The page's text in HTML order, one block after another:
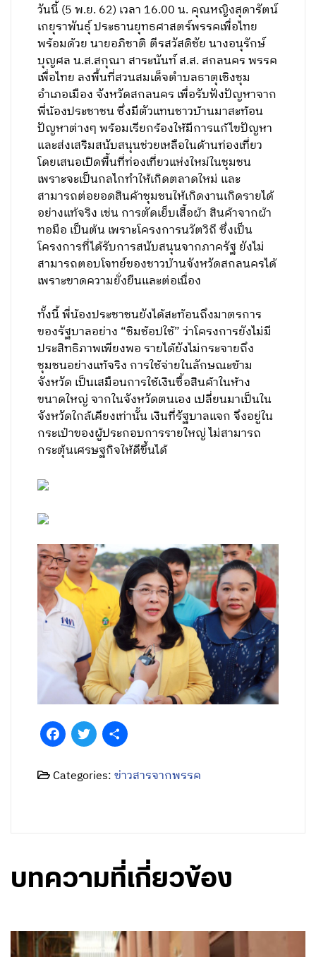
วันนี้ (5 พ.ย. 62) เวลา 16.00 น. คุณหญิงสุดารัตน์
เกยุราพันธุ์ ประธานยุทธศาสตร์พรรคเพื่อไทย
พร้อมด้วย นายอภิชาติ ตีรสวัสดิชัย นางอนุรักษ์
บุญศล น.ส.สกุณา สาระนันท์ ส.ส. สกลนคร พรรค
เพื่อไทย ลงพื้นที่สวนสมเด็จตำบลธาตุเชิงชุม
อำเภอเมือง จังหวัดสกลนคร เพื่อรับฟังปัญหาจาก
พี่น้องประชาชน ซึ่งมีตัวแทนชาวบ้านมาสะท้อน
ปัญหาต่างๆ พร้อมเรียกร้องให้มีการแก้ไขปัญหา
และส่งเสริมสนับสนุนช่วยเหลือในด้านท่องเที่ยว
โดยเสนอเปิดพื้นที่ท่องเที่ยวแห่งใหม่ในชุมชน
เพราะจะเป็นกลไกทำให้เกิดตลาดใหม่ และ
สามารถต่อยอดสินค้าชุมชนให้เกิดงานเกิดรายได้
อย่างแท้จริง เช่น การตัดเย็บเสื้อผ้า สินค้าจากผ้า
ทอมือ เป็นต้น เพราะโครงการนวัตวิถี ซึ่งเป็น
โครงการที่ได้รับการสนับสนุนจากภาครัฐ ยังไม่
สามารถตอบโจทย์ของชาวบ้านจังหวัดสกลนครได้
เพราะขาดความยั่งยืนและต่อเนื่อง
ทั้งนี้ พี่น้องประชาชนยังได้สะท้อนถึงมาตรการ
ของรัฐบาลอย่าง “ชิมช้อปใช้” ว่าโครงการยังไม่มี
ประสิทธิภาพเพียงพอ รายได้ยังไม่กระจายถึง
ชุมชนอย่างแท้จริง การใช้จ่ายในลักษณะข้าม
จังหวัด เป็นเสมือนการใช้เงินซื้อสินค้าในห้าง
ขนาดใหญ่ จากในจังหวัดตนเอง เปลี่ยนมาเป็นใน
จังหวัดใกล้เคียงเท่านั้น เงินที่รัฐบาลแจก จึงอยู่ใน
กระเป๋าของผู้ประกอบการรายใหญ่ ไม่สามารถ
กระตุ้นเศรษฐกิจให้ดีขึ้นได้
FacebookTwitter
Categories:ข่าวสารจากพรรค
บทความที่เกี่ยวข้อง